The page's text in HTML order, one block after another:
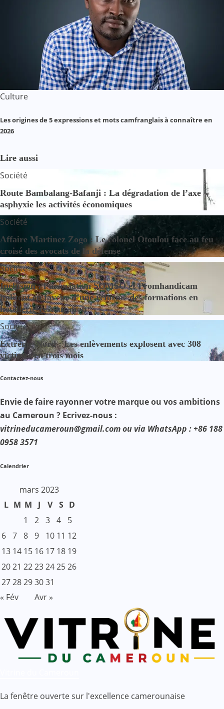
Culture
Les origines de 5 expressions et mots camfranglais à connaître en
2026
Lire aussi
Société
Route Bambalang-Bafanji : La dégradation de l’axe
asphyxie les activités économiques
Société
Affaire Martinez Zogo : Le colonel Otoulou face au feu
croisé des avocats de la défense
Société
Inclusion : l’association SOMSO et Promhandicam
militent en faveur d’une réforme des formations en
hôtellerie-restauration
Société
Extrême-Nord : Les enlèvements explosent avec 308
victimes en trois mois
Contactez-nous
Envie de faire rayonner votre marque ou vos ambitions
au Cameroun ? Ecrivez-nous :
vitrineducameroun@gmail.com ou via WhatsApp : +86 188
0958 3571
Calendrier
mars 2023
L M M J V S D
1
2 3 4
5
6 7 8 9 10 11 12
13 14 15 16 17 18 19
2021 2223242526
2728293031
« Fév
Avr »
La fenêtre ouverte sur l'excellence camerounaise